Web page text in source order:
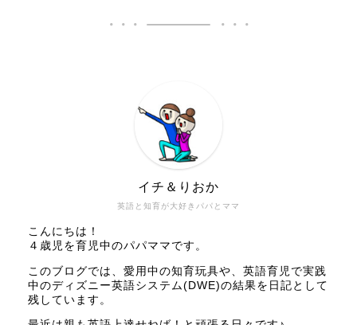
英語と知育が大好きパパとママ
イチ＆りおか
こんにちは！
４歳児を育児中のパパママです。
このブログでは、愛用中の知育玩具や、英語育児で実践
中のディズニー英語システム(DWE)の結果を日記として
残しています。